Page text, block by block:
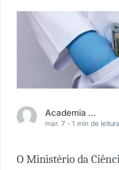
Academia Médica
mar. 7 -1 min de leitura
O Ministério da